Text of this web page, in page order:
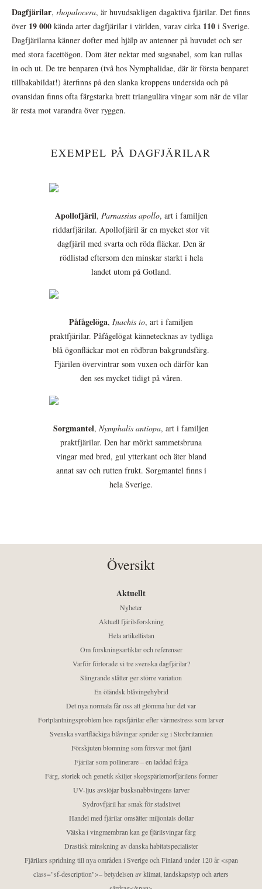
Dagfjärilar, rhopalocera, är huvudsakligen dagaktiva fjärilar. Det finns
över 19 000 kända arter dagfjärilar i världen, varav cirka 110 i Sverige.
Dagfjärilarna känner dofter med hjälp av antenner på huvudet och ser
med stora facettögon. Dom äter nektar med sugsnabel, som kan rullas
in och ut. De tre benparen (två hos Nymphalidae, där är första benparet
tillbakabildat!) återfinns på den slanka kroppens undersida och på
ovansidan finns ofta färgstarka brett triangulära vingar som när de vilar
är resta mot varandra över ryggen.
EXEMPEL PÅ DAGFJÄRILAR
Apollofjäril, Parnassius apollo, art i familjen
riddarfjärilar. Apollofjäril är en mycket stor vit
dagfjäril med svarta och röda fläckar. Den är
rödlistad eftersom den minskar starkt i hela
landet utom på Gotland.
Påfågelöga, Inachis io, art i familjen
praktfjärilar. Påfågelögat kännetecknas av tydliga
blå ögonfläckar mot en rödbrun bakgrundsfärg.
Fjärilen övervintrar som vuxen och därför kan
den ses mycket tidigt på våren.
Sorgmantel, Nymphalis antiopa, art i familjen
praktfjärilar. Den har mörkt sammetsbruna
vingar med bred, gul ytterkant och äter bland
annat sav och rutten frukt. Sorgmantel finns i
hela Sverige.
Översikt
Aktuellt
Nyheter
Aktuell fjärilsforskning
Hela artikellistan
Om forskningsartiklar och referenser
Varför förlorade vi tre svenska dagfjärilar?
Slingrande slåtter ger större variation
En öländsk blåvingehybrid
Det nya normala får oss att glömma hur det var
Fortplantningsproblem hos rapsfjärilar efter värmestress som larver
Svenska svartfläckiga blåvingar sprider sig i Storbritannien
Förskjuten blomning som försvar mot fjäril
Fjärilar som pollinerare – en laddad fråga
Färg, storlek och genetik skiljer skogspärlemorfjärilens former
UV-ljus avslöjar busksnabbvingens larver
Sydrovfjäril har smak för stadslivet
Handel med fjärilar omsätter miljontals dollar
Vätska i vingmembran kan ge fjärilsvingar färg
Drastisk minskning av danska habitatspecialister
Fjärilars spridning till nya områden i Sverige och Finland under 120 år <span
class="sf-description">– betydelsen av klimat, landskapstyp och arters